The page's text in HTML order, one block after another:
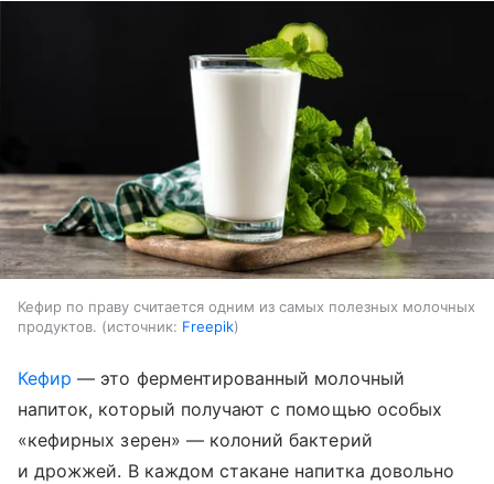
Кефир по праву считается одним из самых полезных молочных
продуктов.
источник: Freepik
Кефир — это ферментированный молочный
напиток, который получают с помощью особых
«кефирных зерен» — колоний бактерий
и дрожжей. В каждом стакане напитка довольно